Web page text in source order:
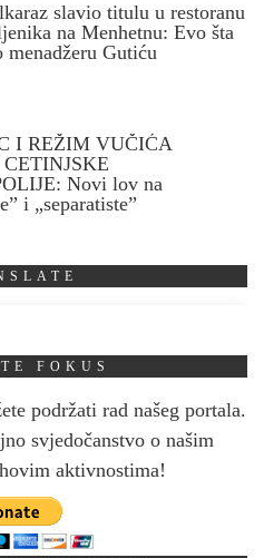
slavio titulu u restoranu
na Menhetnu: Evo šta
menadžeru Gutiću
I REŽIM VUČIĆA
Novi lov na
i „separatiste”
FOKUS
podržati rad našeg portala.
svjedočanstvo o našim
aktivnostima!